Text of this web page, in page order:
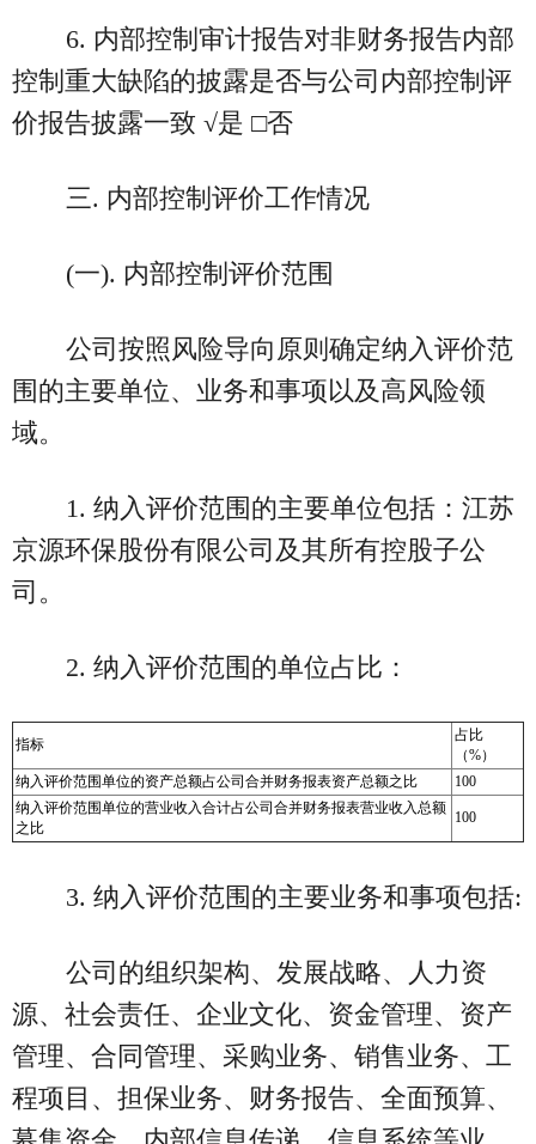
6. 内部控制审计报告对非财务报告内部
控制重大缺陷的披露是否与公司内部控制评
价报告披露一致 √是 □否
三. 内部控制评价工作情况
(一). 内部控制评价范围
公司按照风险导向原则确定纳入评价范
围的主要单位、业务和事项以及高风险领
域。
1. 纳入评价范围的主要单位包括：江苏
京源环保股份有限公司及其所有控股子公
司。
2. 纳入评价范围的单位占比：
指标
占比
（%）
纳入评价范围单位的资产总额占公司合并财务报表资产总额之比
100
纳入评价范围单位的营业收入合计占公司合并财务报表营业收入总额
之比
100
3. 纳入评价范围的主要业务和事项包括:
公司的组织架构、发展战略、人力资
源、社会责任、企业文化、资金管理、资产
管理、合同管理、采购业务、销售业务、工
程项目、担保业务、财务报告、全面预算、